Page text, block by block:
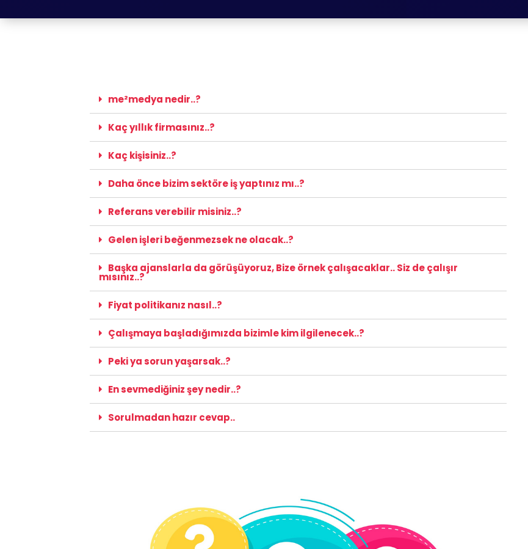
me²medya nedir..?
Kaç yıllık firmasınız..?
Kaç kişisiniz..?
Daha önce bizim sektöre iş yaptınız mı..?
Referans verebilir misiniz..?
Gelen işleri beğenmezsek ne olacak..?
Başka ajanslarla da görüşüyoruz, Bize örnek çalışacaklar.. Siz de çalışır
mısınız..?
Fiyat politikanız nasıl..?
Çalışmaya başladığımızda bizimle kim ilgilenecek..?
Peki ya sorun yaşarsak..?
En sevmediğiniz şey nedir..?
Sorulmadan hazır cevap..